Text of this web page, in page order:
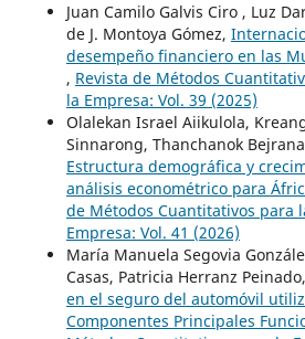
Juan Camilo Galvis Ciro , Luz
de J. Montoya Gómez,
desempeño financiero en las
, Revista de Métodos
la Empresa: Vol. 39 (2025)
Olalekan Israel Aiikulola,
Sinnarong, Thanchanok
Estructura demográfica y
análisis econométrico para
de Métodos Cuantitativos para
Empresa: Vol. 41 (2026)
María Manuela Segovia
Casas, Patricia Herranz Peinado,
en el seguro del automóvil
Componentes Principales